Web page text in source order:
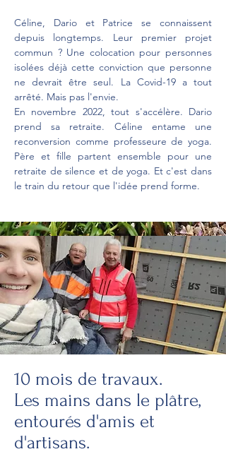
Céline, Dario et Patrice se connaissent
depuis longtemps. Leur premier projet
commun ? Une colocation pour personnes
isolées déjà cette conviction que personne
ne devrait être seul. La Covid-19 a tout
arrêté. Mais pas l'envie.
En novembre 2022, tout s'accélère. Dario
prend sa retraite. Céline entame une
reconversion comme professeure de yoga.
Père et fille partent ensemble pour une
retraite de silence et de yoga. Et c'est dans
le train du retour que l'idée prend forme.
10 mois de travaux.
Les mains dans le plâtre,
entourés d'amis et
d'artisans.